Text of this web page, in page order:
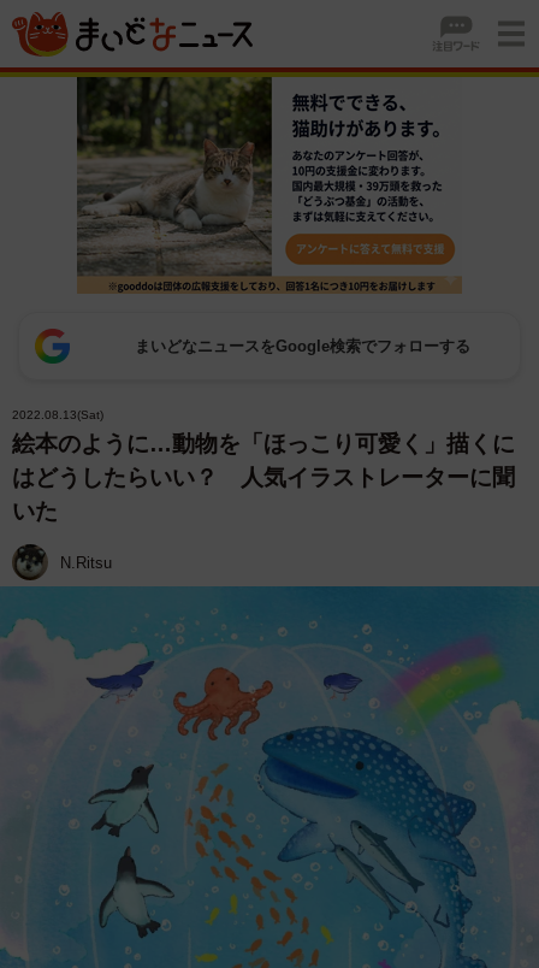
まいどなニュースをGoogle検索でフォローする
2022.08.13(Sat)
絵本のように…動物を「ほっこり可愛く」描くに
はどうしたらいい？ 人気イラストレーターに聞
いた
N.Ritsu